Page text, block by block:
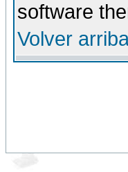
software
Volver